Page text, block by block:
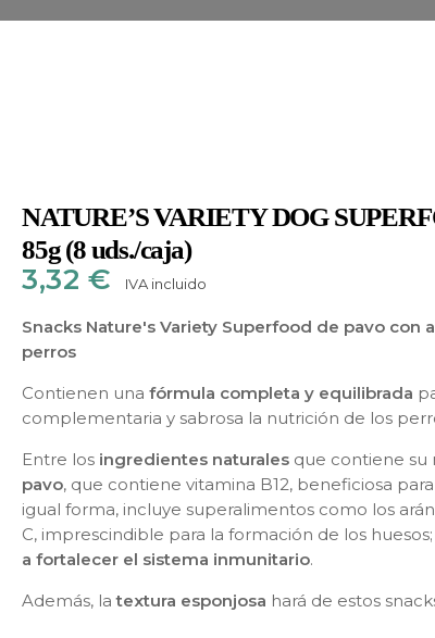
NATURE’S VARIETY DOG
85g (8 uds./caja)
3,32 € IVA incluido
Snacks Nature's Variety Superfood de pavo con
perros
Contienen una fórmula completa y equilibrada
complementaria y sabrosa la nutrición de los
Entre los ingredientes naturales que contiene su
pavo, que contiene vitamina B12, beneficiosa
igual forma, incluye superalimentos como los
C, imprescindible para la formación de los
a fortalecer el sistema inmunitario.
Además, latextura esponjosa hará de estos